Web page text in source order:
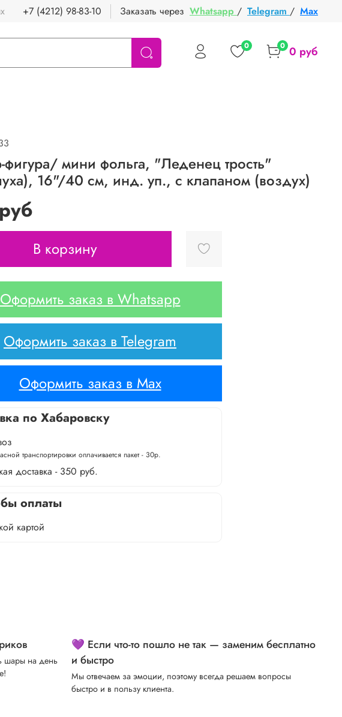
+7 (4212) 98-83-10 Заказать через Whatsapp / Telegram / Max
0 0 0 руб
мини фольга, "Леденец трость"
16"/40 см, инд. уп., с клапаном (воздух)
В корзину
Оформить заказ в Whatsapp
Оформить заказ в Telegram
Оформить заказ в Max
по Хабаровску
транспортировки оплачивается пакет - 30р.
доставка - 350 руб.
оплаты
картой
шары на день
💜 Если что-то пошло не так — заменим бесплатно
и быстро
Мы отвечаем за эмоции, поэтому всегда решаем вопросы
быстро и в пользу клиента.